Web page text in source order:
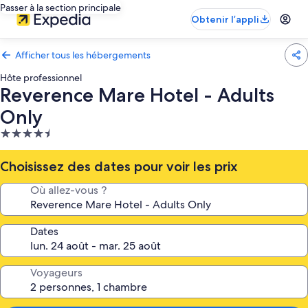
Passer à la section principale
Obtenir l’appli
Afficher tous les hébergements
Hôte professionnel
Reverence Mare Hotel - Adults
Only
Hébergement
4.5 étoiles
Choisissez des dates pour voir les prix
Où allez-vous ?
Dates
Voyageurs